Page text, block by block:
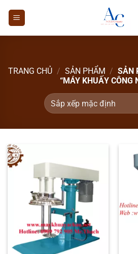
TRANG CHỦ / SẢN PHẨM / SẢN
“MÁY KHUẤY CÔNG